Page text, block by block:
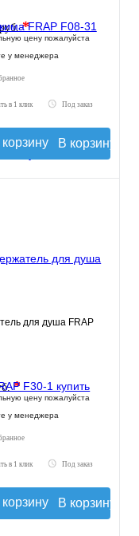
*
цену пожалуйста
у менеджера
в 1 клик Под заказ
В корзину
для душа FRAP
*
цену пожалуйста
у менеджера
в 1 клик Под заказ
В корзину